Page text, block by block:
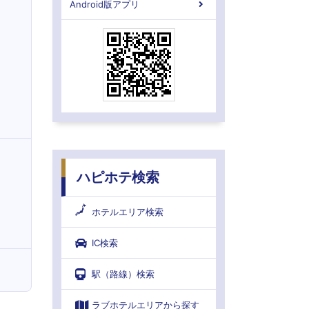
Android版アプリ
ハピホテ検索
ホテルエリア検索
IC検索
駅（路線）検索
ラブホテルエリアから探す